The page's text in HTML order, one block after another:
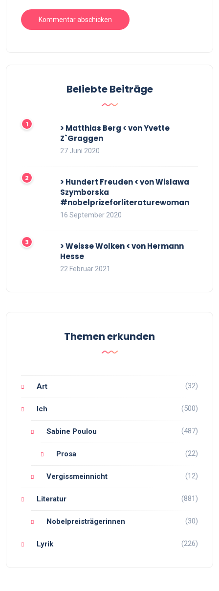
Beliebte Beiträge
> Matthias Berg < von Yvette
Z`Graggen
27 Juni 2020
> Hundert Freuden < von Wislawa
Szymborska
#nobelprizeforliteraturewoman
16 September 2020
> Weisse Wolken < von Hermann
Hesse
22 Februar 2021
Themen erkunden
Art (32)
Ich (500)
Sabine Poulou (487)
Prosa (22)
Vergissmeinnicht (12)
Literatur (881)
Nobelpreisträgerinnen (30)
Lyrik (226)